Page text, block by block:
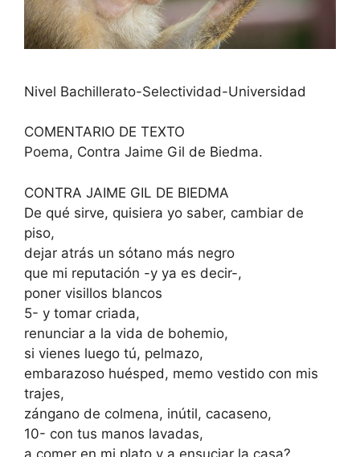
Nivel Bachillerato-Selectividad-Universidad
COMENTARIO DE TEXTO
Poema, Contra Jaime Gil de Biedma.
CONTRA JAIME GIL DE BIEDMA
De qué sirve, quisiera yo saber, cambiar de
piso,
dejar atrás un sótano más negro
que mi reputación -y ya es decir-,
poner visillos blancos
5- y tomar criada,
renunciar a la vida de bohemio,
si vienes luego tú, pelmazo,
embarazoso huésped, memo vestido con mis
trajes,
zángano de colmena, inútil, cacaseno,
10- con tus manos lavadas,
a comer en mi plato y a ensuciar la casa?